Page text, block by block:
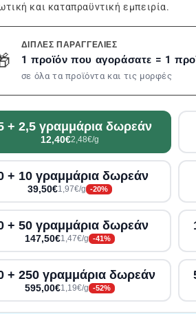
και καταπραϋντική εμπειρία.
ΔΙΠΛΈΣ ΠΑΡΑΓΓΕΛΊΕΣ
1 προϊόν που αγοράσατε = 1
σε όλα τα προϊόντα και τις μορφές
+ 2,5 γραμμάρια δωρεάν
12,40€2,48€/g
+ 10 γραμμάρια δωρεάν
39,50€1,97€/g -20%
+ 50 γραμμάρια δωρεάν
147,50€1,47€/g -41%
+ 250 γραμμάρια δωρεάν
595,00€1,19€/g -52%